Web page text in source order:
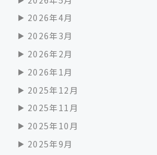
2026年4月
2026年3月
2026年2月
2026年1月
2025年12月
2025年11月
2025年10月
2025年9月